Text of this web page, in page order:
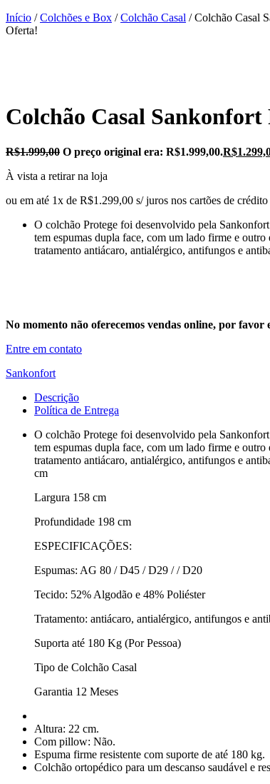
Início /Colchões e Box /Colchão Casal / Colchão Casal
Oferta!
Colchão Casal Sankonfort
R$1.999,00 O preço original era: R$1.999,00.R$
À vista a retirar na loja
ou em até 1x de R$1.299,00 s/ juros nos cartões de crédito
O colchão Protege foi desenvolvido pela
tem espumas dupla face, com um lado firme e
tratamento antiácaro, antialérgico, antifungos e
No momento não oferecemos vendas online, por
Entre em contato
Sankonfort
Descrição
Política de Entrega
O colchão Protege foi desenvolvido pela
tem espumas dupla face, com um lado firme e
tratamento antiácaro, antialérgico, antifungos e
cm
Largura 158 cm
Profundidade 198 cm
ESPECIFICAÇÕES:
Espumas: AG 80 / D45 / D29 / / D20
Tecido: 52% Algodão e 48% Poliéster
Tratamento: antiácaro, antialérgico, antifungos e
Suporta até 180 Kg (Por Pessoa)
Tipo de Colchão Casal
Garantia 12 Meses
Altura: 22 cm.
Com pillow: Não.
Espuma firme resistente com suporte de até 180 kg.
Colchão ortopédico para um descanso saudável e